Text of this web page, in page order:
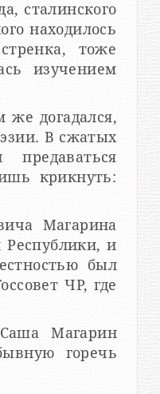
сталинского
находилось
тоже
изучением
же догадался,
В сжатых
крикнуть:
Магарина
Республики, и
был
ЧР, где
Магарин
горечь